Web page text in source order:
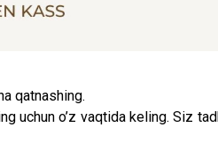
qatnashing.
uchun o’z vaqtida keling. Siz